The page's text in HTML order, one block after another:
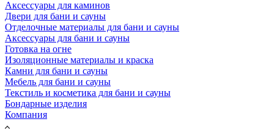
Аксессуары для каминов
Двери для бани и сауны
Отделочные материалы для бани и сауны
Аксессуары для бани и сауны
Готовка на огне
Изоляционные материалы и краска
Камни для бани и сауны
Мебель для бани и сауны
Текстиль и косметика для бани и сауны
Бондарные изделия
Компания